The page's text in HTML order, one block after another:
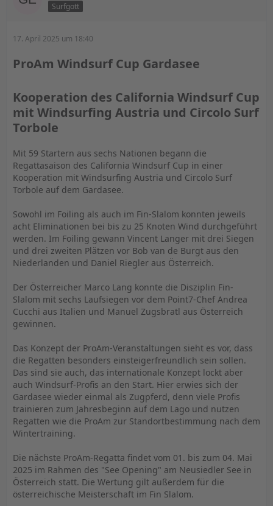
Surfgott
17. April 2025 um 18:40
ProAm Windsurf Cup Gardasee
Kooperation des California Windsurf Cup
mit Windsurfing Austria und Circolo Surf
Torbole
Mit 59 Startern aus sechs Nationen begann die
Regattasaison des California Windsurf Cup in einer
Kooperation mit Windsurfing Austria und Circolo Surf
Torbole auf dem Gardasee.
Sowohl im Foiling als auch im Fin-Slalom konnten jeweils
acht Eliminationen bei bis zu 25 Knoten Wind durchgeführt
werden. Im Foiling gewann Vincent Langer mit drei Siegen
und drei zweiten Plätzen vor Bob van de Burgt aus den
Niederlanden und Daniel Riegler aus Österreich.
Der Österreicher Marco Lang konnte die Disziplin Fin-
Slalom mit sechs Laufsiegen vor dem Point7-Chef Andrea
Cucchi aus Italien und Manuel Zugsbratl aus Österreich
gewinnen.
Das Konzept der ProAm-Veranstaltungen sieht es vor, dass
die Regatten besonders einsteigerfreundlich sein sollen.
Das sind sie auch, das internationale Konzept lockt aber
auch Windsurf-Profis an den Start. Hier erwies sich der
Gardasee wieder einmal als Zugpferd, denn viele Profis
trainieren zum Jahresbeginn auf dem Lago und nutzen
Regatten wie die ProAm zur Standortbestimmung nach dem
Wintertraining.
Die nächste ProAm-Regatta findet vom 01. bis zum 04. Mai
2025 im Rahmen des "See Opening" am Neusiedler See in
Österreich statt. Die Wertung gilt außerdem für die
österreichische Meisterschaft im Fin Slalom.